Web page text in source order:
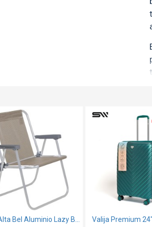
TEXTTRANSPARENTE
Valija Premium 24"